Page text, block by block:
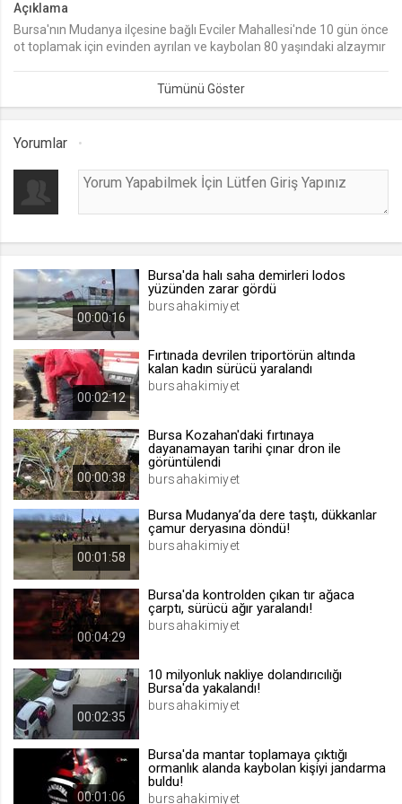
lang
.web.tv
Seçilen dil tercihini tutmak
.web.tv
[hash]
.web.tv
Site içeriği önerme
1 yıl
voteLike*
.web.tv
1 ay
.web.tv
İsimsiz ziyaretçi için site içeriği
Açıklama
Bursa'nın Mudanya ilçesine bağlı Evciler Mahallesi'nde 10 gün önce
ot toplamak için evinden ayrılan ve kaybolan 80 yaşındaki alzaymır
Yorumlar
00:00:16
Bursa'da halı saha demirleri lodos
yüzünden zarar gördü
bursahakimiyet
00:02:12
Fırtınada devrilen triportörün altında
kalan kadın sürücü yaralandı
bursahakimiyet
00:00:38
Bursa Kozahan'daki fırtınaya
dayanamayan tarihi çınar dron ile
görüntülendi
bursahakimiyet
00:01:58
Bursa Mudanya’da dere taştı, dükkanlar
çamur deryasına döndü!
bursahakimiyet
00:04:29
Bursa'da kontrolden çıkan tır ağaca
çarptı, sürücü ağır yaralandı!
bursahakimiyet
00:02:35
10 milyonluk nakliye dolandırıcılığı
Bursa'da yakalandı!
bursahakimiyet
00:01:06
Bursa'da mantar toplamaya çıktığı
ormanlık alanda kaybolan kişiyi jandarma
buldu!
bursahakimiyet